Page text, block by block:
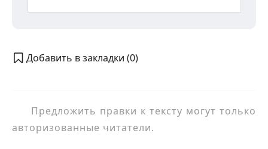
Добавить в закладки (0)
Предложить правки к тексту могут только
авторизованные читатели.